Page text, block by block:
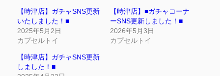
【時津店】ガチャSNS更新
いたしました！■
2025年5月2日
カプセルトイ
【時津店】■ガチャコーナ
ーSNS更新しました！■
2026年5月3日
カプセルトイ
【時津店】ガチャSNS更新
しました！■